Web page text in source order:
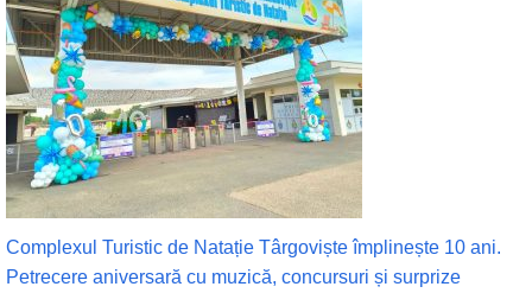
Complexul Turistic de Natație Târgoviște împlinește 10 ani.
Petrecere aniversară cu muzică, concursuri și surprize